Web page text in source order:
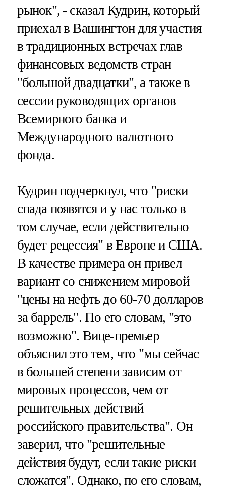
рынок", - сказал Кудрин, который
приехал в Вашингтон для участия
в традиционных встречах глав
финансовых ведомств стран
"большой двадцатки", а также в
сессии руководящих органов
Всемирного банка и
Международного валютного
фонда.
Кудрин подчеркнул, что "риски
спада появятся и у нас только в
том случае, если действительно
будет рецессия" в Европе и США.
В качестве примера он привел
вариант со снижением мировой
"цены на нефть до 60-70 долларов
за баррель". По его словам, "это
возможно". Вице-премьер
объяснил это тем, что "мы сейчас
в большей степени зависим от
мировых процессов, чем от
решительных действий
российского правительства". Он
заверил, что "решительные
действия будут, если такие риски
сложатся". Однако, по его словам,